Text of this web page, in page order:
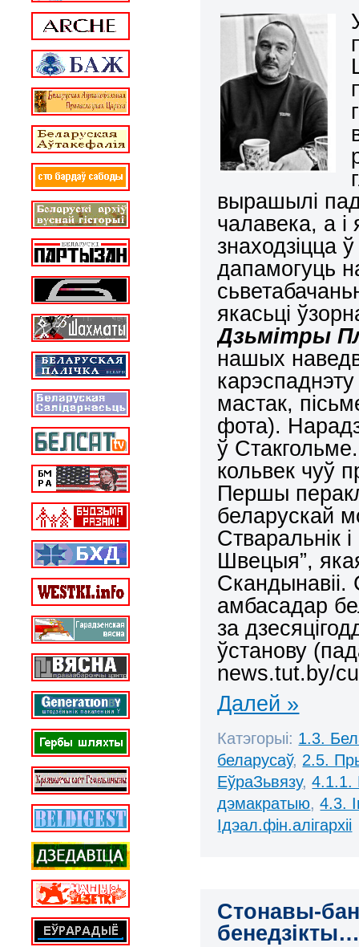
вырашылі
чалавека, а
знаходзіцца
дапамогуць
якасьці
Дзьмітры
нашых
мастак,
фота).
ў Стакгольме.
кольвек чуў
Першы
беларускай
Стваральнік
Швецыя”,
Скандынавіі.
амбасадар
за
ўстанову
news.tut.by/
Далей »
Катэгорыі: 1.3.
беларусаў, 2.5.
ЕўраЗьвязу,4.1.1.
дэмакратыю,4.3.
Ідэал.фін.алігархіі
Стонавы-